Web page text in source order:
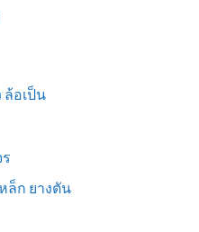
อเป็น
ล็ก ยางตัน